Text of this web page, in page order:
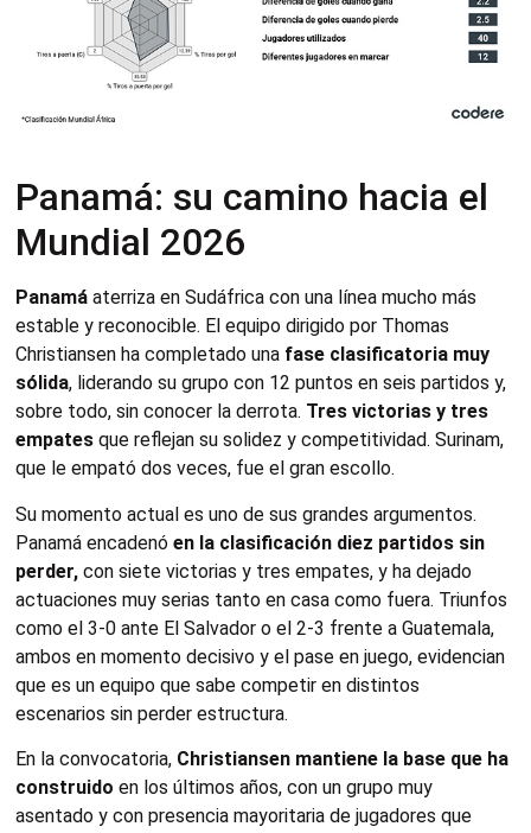
Panamá: su camino hacia el
Mundial 2026
Panamá aterriza en Sudáfrica con una línea mucho más
estable y reconocible. El equipo dirigido por Thomas
Christiansen ha completado una fase clasificatoria muy
sólida, liderando su grupo con 12 puntos en seis partidos y,
sobre todo, sin conocer la derrota. Tres victorias y tres
empates que reflejan su solidez y competitividad. Surinam,
que le empató dos veces, fue el gran escollo.
Su momento actual es uno de sus grandes argumentos.
Panamá encadenó en la clasificación diez partidos sin
perder, con siete victorias y tres empates, y ha dejado
actuaciones muy serias tanto en casa como fuera. Triunfos
como el 3-0 ante El Salvador o el 2-3 frente a Guatemala,
ambos en momento decisivo y el pase en juego, evidencian
que es un equipo que sabe competir en distintos
escenarios sin perder estructura.
En la convocatoria, Christiansen mantiene la base que ha
construido en los últimos años, con un grupo muy
asentado y con presencia mayoritaria de jugadores que